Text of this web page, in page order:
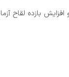
بازده لقاح